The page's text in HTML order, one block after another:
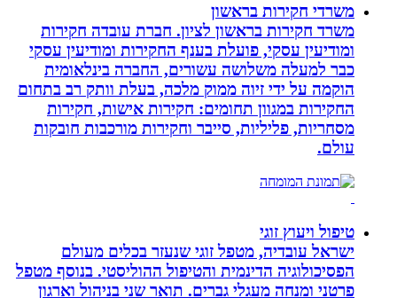
משרדי חקירות בראשון
משרד חקירות בראשון לציון. חברת עובדה חקירות
ומודיעין עסקי, פועלת בענף החקירות ומודיעין עסקי
כבר למעלה משלושה עשורים, החברה בינלאומית
הוקמה על ידי זיוה ממוק מלכה, בעלת וותק רב בתחום
החקירות במגוון תחומים: חקירות אישות, חקירות
מסחריות, פליליות, סייבר וחקירות מורכבות חובקות
עולם.
טיפול ויעוץ זוגי
ישראל עובדיה, מטפל זוגי שנעזר בכלים מעולם
הפסיכולוגיה הדינמית והטיפול ההוליסטי. בנוסף מטפל
פרטני ומנחה מעגלי גברים. תואר שני בניהול וארגון